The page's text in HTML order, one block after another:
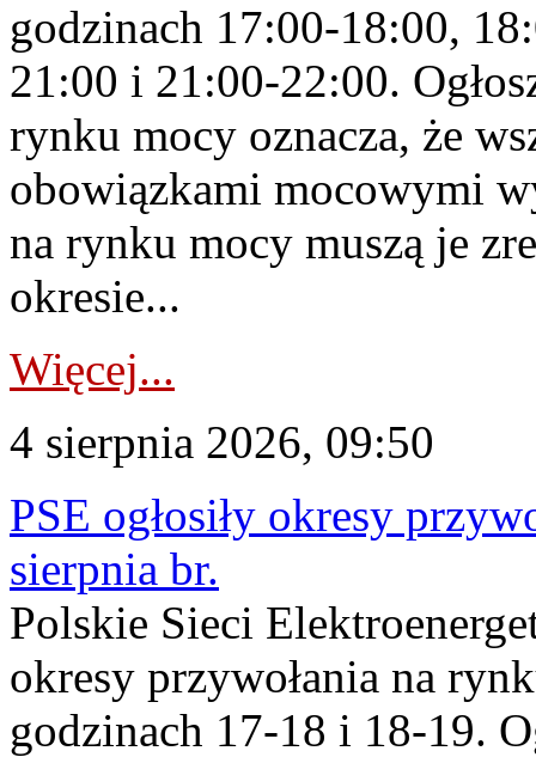
godzinach 17:00-18:00,
21:00 i 21:00-22:00.
rynku mocy oznacza, że
obowiązkami mocowymi
na rynku mocy muszą je
okresie...
Więcej...
4 sierpnia 2026, 09:50
PSE ogłosiły okresy
sierpnia br.
Polskie Sieci
okresy przywołania na
godzinach 17-18 i 18-19.